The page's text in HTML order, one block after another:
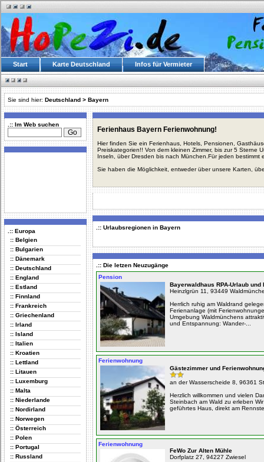
Start Karte Deutschland Infos für Vermieter
Sie sind hier: Deutschland > Bayern
.:: Im Web suchen
.:: Europa
:: Belgien
:: Bulgarien
:: Dänemark
:: Deutschland
:: England
:: Estland
:: Finnland
:: Frankreich
:: Griechenland
:: Irland
:: Island
:: Italien
:: Kroatien
:: Lettland
:: Litauen
:: Luxemburg
:: Malta
:: Niederlande
:: Nordirland
:: Norwegen
:: Österreich
:: Polen
:: Portugal
:: Russland
Ferienhaus Bayern Ferienwohnung!
Hier finden Sie ein Ferienhaus, Hotels, Pensionen,
Preiskategorien!! Von dem kleinen Zimmer, bis zur 5 Sterne
Inseln, über Dresden bis nach München.Für jeden bestimmt
Sie haben die Möglichkeit, entweder über unsere Karten,
.:: Urlaubsregionen in Bayern
.:: Die letzen Neuzugänge
Pension
Bayerwaldhaus RPA-Urlaub und
Heinzlgrün 11, 93449
Herrlich ruhig am Waldrand
Ferienanlage (mit
Umgebung Waldmünchens
und Entspannung: Wander-...
Ferienwohnung
Gästezimmer und
an der Wasserscheide 8, 96361
Herzlich willkommen und vielen
Steinbach am Wald zu erleben
geführtes Haus, direkt am
Ferienwohnung
FeWo Zur Alten Mühle
Dorfplatz 27, 94227 Zwiesel